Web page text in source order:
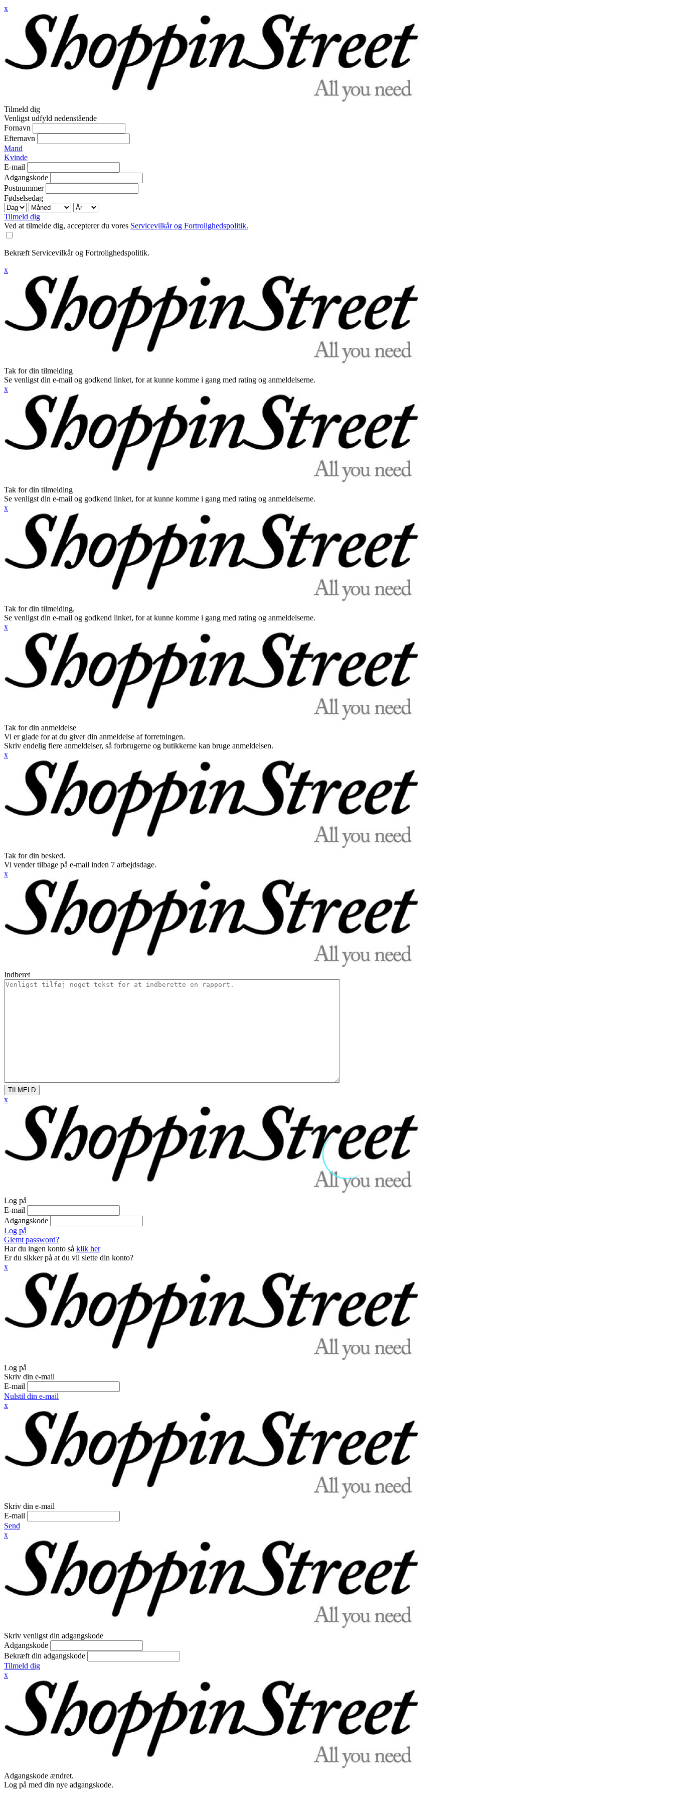
x
Tilmeld dig
Venligst udfyld nedenstående
Fornavn
Efternavn
Mand
Kvinde
E-mail
Adgangskode
Postnummer
Fødselsedag
Tilmeld dig
Ved at tilmelde dig, accepterer du vores Servicevilkår og Fortrolighedspolitik.
Bekræft Servicevilkår og Fortrolighedspolitik.
x
Tak for din tilmelding
Se venligst din e-mail og godkend linket, for at kunne komme i gang med rating og anmeldelserne.
x
Tak for din tilmelding
Se venligst din e-mail og godkend linket, for at kunne komme i gang med rating og anmeldelserne.
x
Tak for din tilmelding.
Se venligst din e-mail og godkend linket, for at kunne komme i gang med rating og anmeldelserne.
x
Tak for din anmeldelse
Vi er glade for at du giver din anmeldelse af forretningen.
Skriv endelig flere anmeldelser, så forbrugerne og butikkerne kan bruge anmeldelsen.
x
Tak for din besked.
Vi vender tilbage på e-mail inden 7 arbejdsdage.
x
Indberet
TILMELD
x
Log på
E-mail
Adgangskode
Log på
Glemt password?
Har du ingen konto så klik her
Er du sikker på at du vil slette din konto?
x
Log på
Skriv din e-mail
E-mail
Nulstil din e-mail
x
Skriv din e-mail
E-mail
Send
x
Skriv venligst din adgangskode
Adgangskode
Bekræft din adgangskode
Tilmeld dig
x
Adgangskode ændret.
Log på med din nye adgangskode.